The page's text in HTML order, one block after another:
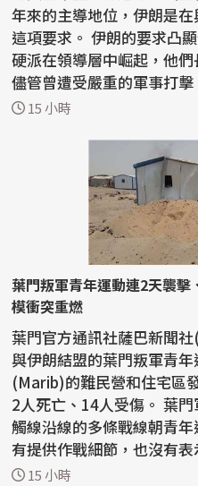
年來的主導地位，伊朗是
這項要求。 伊朗的要求凸顯伊斯蘭革命衛隊（IRGC）強
硬派在領導層中崛起，他
儘管曾遭受嚴重的軍事打
搖...15 小時
葉門叛軍青年運動連2天襲
模衝突重燃
葉門官方通訊社薩巴新聞
與伊朗結盟的葉門叛軍青
(Marib)的難民營和住宅區
2人死亡、14人受傷。 葉門軍方今天(8日)表示，已在接
觸線沿線的多條戰線朝青
有提供作戰細節，也沒有
方表...
15 小時